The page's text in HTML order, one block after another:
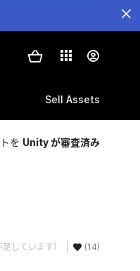
Sell Assets
を Unity が審査済み
足しています） (14)